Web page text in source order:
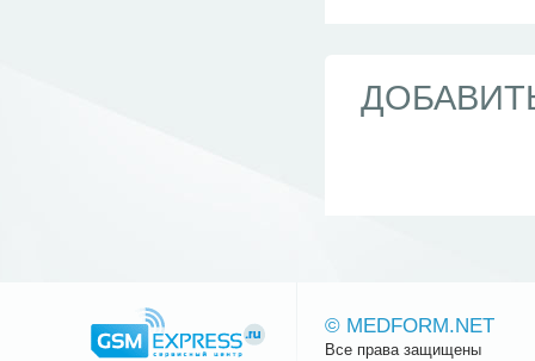
© MEDFORM.NET
Все права защищены